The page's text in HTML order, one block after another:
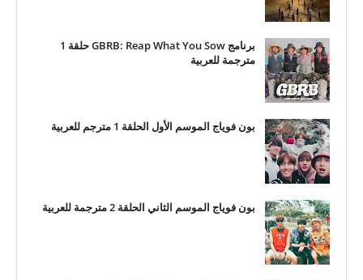
برنامج GBRB: Reap What You Sow حلقة 1
مترجمة للعربية
بون فوياج الموسم الأول الحلقة 1 مترجم للعربية
بون فوياج الموسم الثاني الحلقة 2 مترجمة للعربية